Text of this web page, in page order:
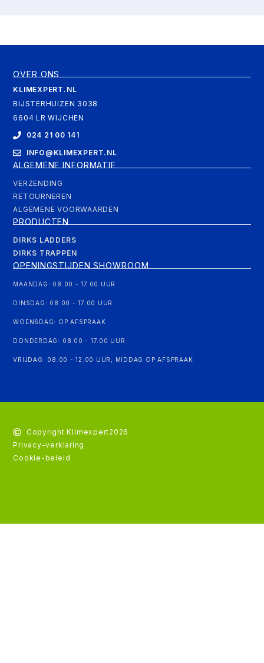
OVER ONS
KLIMEXPERT.NL
BIJSTERHUIZEN 3038
6604 LR WIJCHEN
024 21 00 141
INFO@KLIMEXPERT.NL
ALGEMENE INFORMATIE
VERZENDING
RETOURNEREN
ALGEMENE VOORWAARDEN
PRODUCTEN
DIRKS LADDERS
DIRKS TRAPPEN
OPENINGSTIJDEN SHOWROOM
MAANDAG: 08.00 - 17.00 UUR
DINSDAG: 08.00 - 17.00 UUR
WOENSDAG: OP AFSPRAAK
DONDERDAG: 08.00 - 17.00 UUR
VRIJDAG: 08.00 - 12.00 UUR, MIDDAG OP AFSPRAAK
Copyright Klimexpert2026
Privacy-verklaring
Cookie-beleid